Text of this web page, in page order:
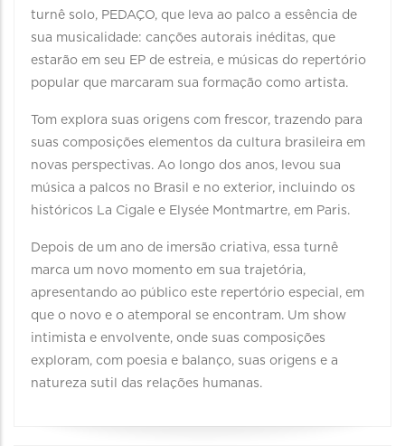
turnê solo, PEDAÇO, que leva ao palco a essência de
sua musicalidade: canções autorais inéditas, que
estarão em seu EP de estreia, e músicas do repertório
popular que marcaram sua formação como artista.
Tom explora suas origens com frescor, trazendo para
suas composições elementos da cultura brasileira em
novas perspectivas. Ao longo dos anos, levou sua
música a palcos no Brasil e no exterior, incluindo os
históricos La Cigale e Elysée Montmartre, em Paris.
Depois de um ano de imersão criativa, essa turnê
marca um novo momento em sua trajetória,
apresentando ao público este repertório especial, em
que o novo e o atemporal se encontram. Um show
intimista e envolvente, onde suas composições
exploram, com poesia e balanço, suas origens e a
natureza sutil das relações humanas.